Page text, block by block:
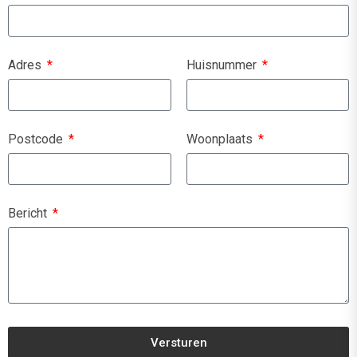
Adres Huisnummer
Postcode Woonplaats
Bericht
Versturen